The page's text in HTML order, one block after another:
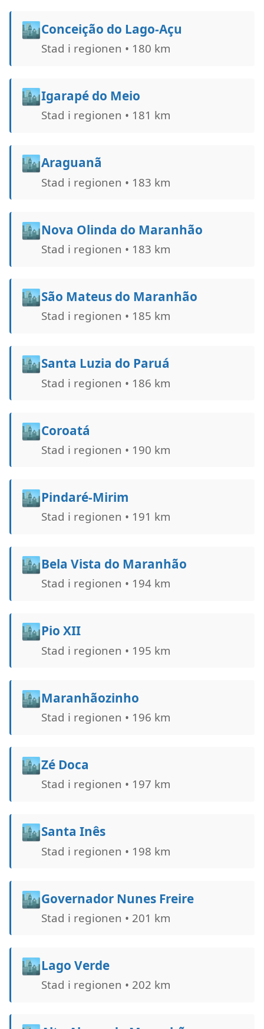
🏙️Conceição do Lago-Açu
Stad i regionen • 180 km
🏙️Igarapé do Meio
Stad i regionen • 181 km
🏙️Araguanã
Stad i regionen • 183 km
🏙️Nova Olinda do Maranhão
Stad i regionen • 183 km
🏙️São Mateus do Maranhão
Stad i regionen • 185 km
🏙️Santa Luzia do Paruá
Stad i regionen • 186 km
🏙️Coroatá
Stad i regionen • 190 km
🏙️Pindaré-Mirim
Stad i regionen • 191 km
🏙️Bela Vista do Maranhão
Stad i regionen • 194 km
🏙️Pio XII
Stad i regionen • 195 km
🏙️Maranhãozinho
Stad i regionen • 196 km
🏙️Zé Doca
Stad i regionen • 197 km
🏙️Santa Inês
Stad i regionen • 198 km
🏙️Governador Nunes Freire
Stad i regionen • 201 km
🏙️Lago Verde
Stad i regionen • 202 km